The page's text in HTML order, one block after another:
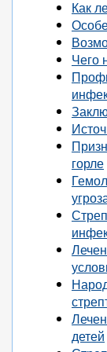
Как
Чего
горле
детей